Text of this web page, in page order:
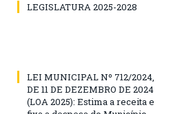
LEGISLATURA 2025-2028
LEI MUNICIPAL Nº 712/2024,
DE 11 DE DEZEMBRO DE 2024
(LOA 2025): Estima a receita e